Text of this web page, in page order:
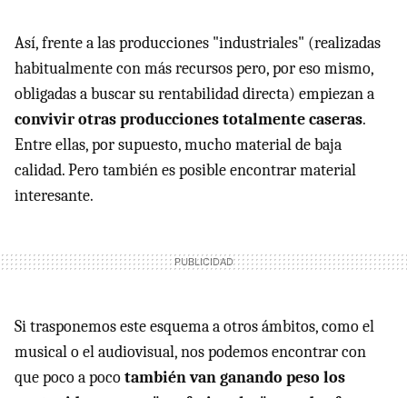
Así, frente a las producciones "industriales" (realizadas
habitualmente con más recursos pero, por eso mismo,
obligadas a buscar su rentabilidad directa) empiezan a
convivir otras producciones totalmente caseras.
Entre ellas, por supuesto, mucho material de baja
calidad. Pero también es posible encontrar material
interesante.
Si trasponemos este esquema a otros ámbitos, como el
musical o el audiovisual, nos podemos encontrar con
que poco a pocotambién van ganando peso los